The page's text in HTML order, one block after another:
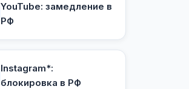
YouTube: замедление в
РФ
Instagram*:
блокировка в РФ